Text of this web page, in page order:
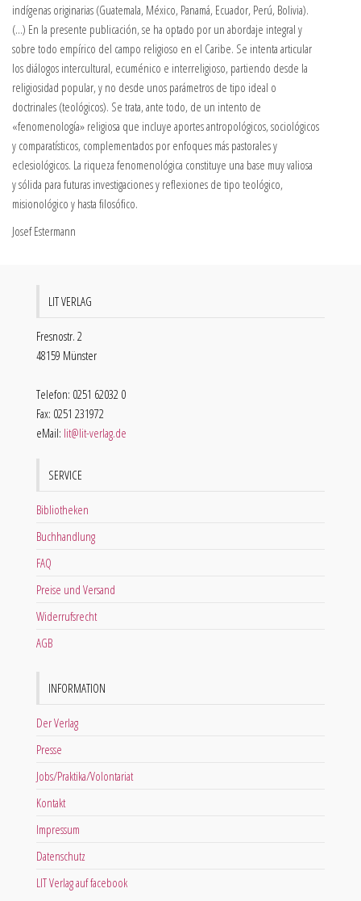
indígenas originarias (Guatemala, México, Panamá, Ecuador, Perú, Bolivia).
(…) En la presente publicación, se ha optado por un abordaje integral y
sobre todo empírico del campo religioso en el Caribe. Se intenta articular
los diálogos intercultural, ecuménico e interreligioso, partiendo desde la
religiosidad popular, y no desde unos parámetros de tipo ideal o
doctrinales (teológicos). Se trata, ante todo, de un intento de
«fenomenología» religiosa que incluye aportes antropológicos, sociológicos
y comparatísticos, complementados por enfoques más pastorales y
eclesiológicos. La riqueza fenomenológica constituye una base muy valiosa
y sólida para futuras investigaciones y reflexiones de tipo teológico,
misionológico y hasta filosófico.
Josef Estermann
LIT VERLAG
Fresnostr. 2
48159 Münster
Telefon: 0251 62032 0
Fax: 0251 231972
eMail: lit@lit-verlag.de
SERVICE
Bibliotheken
Buchhandlung
FAQ
Preise und Versand
Widerrufsrecht
AGB
INFORMATION
Der Verlag
Presse
Jobs/Praktika/Volontariat
Kontakt
Impressum
Datenschutz
LIT Verlag auf facebook